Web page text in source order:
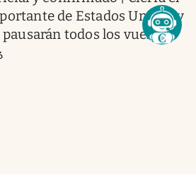
de Estados Unidos y
pausarán todos los vuelos